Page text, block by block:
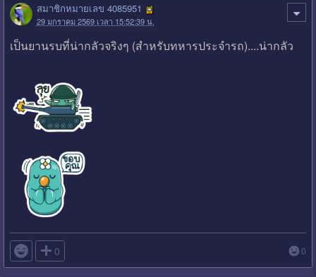
สมาชิกหมายเลข 4085951
29 มกราคม 2569 เวลา 15:52:39 น.
เป็นยานรบที่น่ากลัวจริงๆ (สำหรับทหารประจำรถ)....น่ากลัว
 0 0